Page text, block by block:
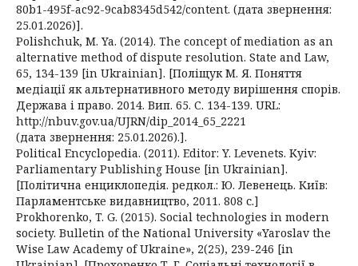
80b1-495f-ac92-9cab8345d542/content. (дата звернення:
25.01.2026)].
Polishchuk, M. Ya. (2014). The concept of mediation as an
alternative method of dispute resolution. State and Law,
65, 134-139 [in Ukrainian]. [Поліщук М. Я. Поняття
медіації як альтернативного методу вирішення спорів.
Держава і право. 2014. Вип. 65. С. 134-139. URL:
http://nbuv.gov.ua/UJRN/dip_2014_65_2221
(дата звернення: 25.01.2026).].
Political Encyclopedia. (2011). Editor: Y. Levenets. Kyiv:
Parliamentary Publishing House [in Ukrainian].
[Політична енциклопедія. редкол.: Ю. Левенець. Київ:
Парламентське видавництво, 2011. 808 с.]
Prokhorenko, T. G. (2015). Social technologies in modern
society. Bulletin of the National University «Yaroslav the
Wise Law Academy of Ukraine», 2(25), 239-246 [in